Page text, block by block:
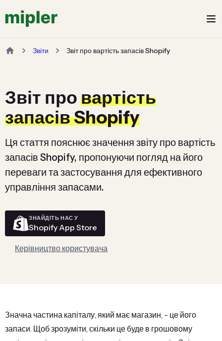
Звіти Звіт про вартість запасів Shopify
Звіт провартість
запасів Shopify
Ця стаття пояснює значення звіту про вартість
запасів Shopify, пропонуючи погляд на його
переваги та застосування для ефективного
управління запасами.
ЗНАЙДІТЬ НАС У
Shopify App Store
Керівництво користувача
Значна частина капіталу, який має магазин, - це його
запаси. Щоб зрозуміти, скільки це буде в грошовому